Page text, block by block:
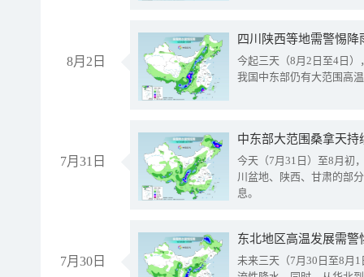
8月2日
今起三天（8月2日至4日
我国中东部仍有大范围高
7月31日
中东部大范围桑拿天
今天（7月31日）至8月初
川盆地、陕西、甘肃的部
息。
7月30日
东北地区高温发展需
未来三天（7月30日至8月